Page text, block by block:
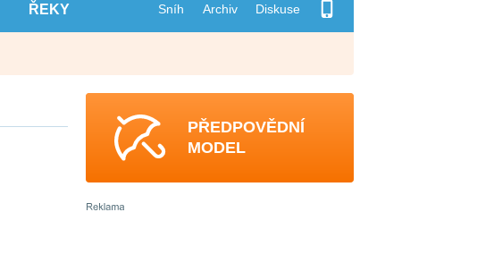
ŘEKY Sníh Archiv Diskuse
PŘEDPOVĚDNÍ
MODEL